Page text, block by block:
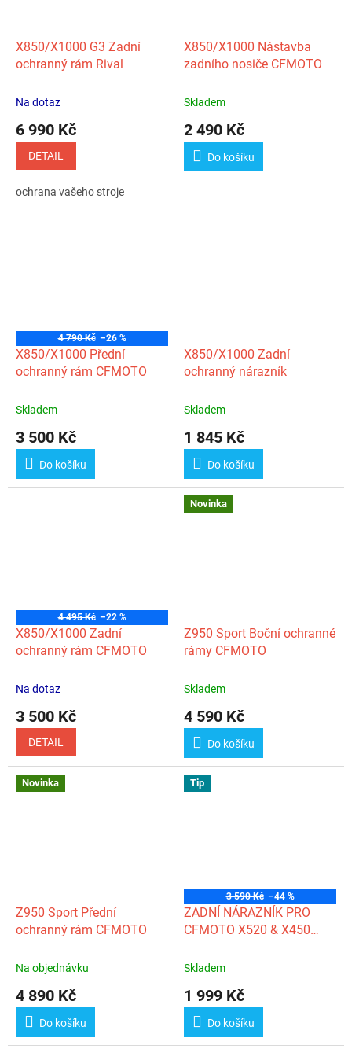
X850/X1000 G3 Zadní
ochranný rám Rival
Na dotaz
6 990 Kč
DETAIL
ochrana vašeho stroje
X850/X1000 Nástavba
zadního nosiče CFMOTO
Skladem
2 490 Kč
Do košíku
4 790 Kč –26 %
X850/X1000 Přední
ochranný rám CFMOTO
Skladem
3 500 Kč
Do košíku
X850/X1000 Zadní
ochranný nárazník
Skladem
1 845 Kč
Do košíku
4 495 Kč –22 %
X850/X1000 Zadní
ochranný rám CFMOTO
Na dotaz
3 500 Kč
DETAIL
Novinka
Z950 Sport Boční ochranné
rámy CFMOTO
Skladem
4 590 Kč
Do košíku
Novinka
Z950 Sport Přední
ochranný rám CFMOTO
Na objednávku
4 890 Kč
Do košíku
Tip
3 590 Kč –44 %
ZADNÍ NÁRAZNÍK PRO
CFMOTO X520 & X450
Skladem
1 999 Kč
Do košíku